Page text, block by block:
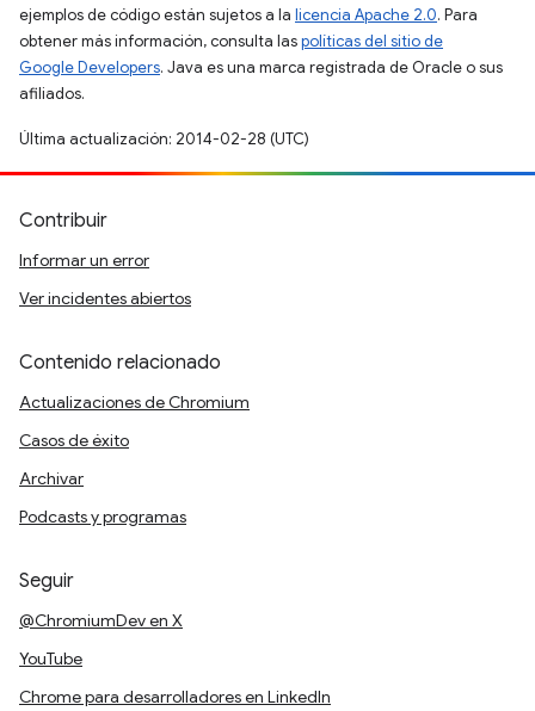
ejemplos de código están sujetos a la licencia Apache 2.0. Para
obtener más información, consulta laspolíticas del sitio de
Google Developers. Java es una marca registrada de Oracle o sus
afiliados.
Última actualización: 2014-02-28 (UTC)
Contribuir
Informar un error
Ver incidentes abiertos
Contenido relacionado
Actualizaciones de Chromium
Casos de éxito
Archivar
Podcasts y programas
Seguir
@ChromiumDev en X
YouTube
Chrome para desarrolladores en LinkedIn